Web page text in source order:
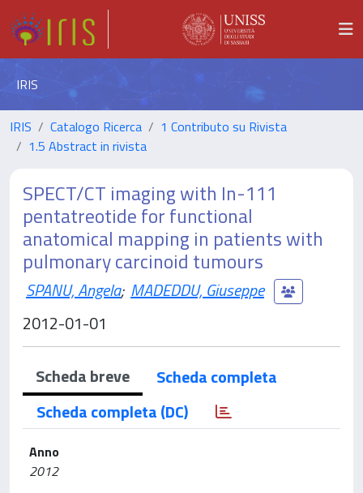
IRIS
IRIS Catalogo Ricerca
1 Contributo su Rivista
1.5 Abstract in rivista
SPECT/CT imaging with In-111
pentatreotide for functional
anatomical mapping in patients with
pulmonary carcinoid tumours
SPANU, Angela; MADEDDU, Giuseppe
2012-01-01
Scheda breve
Scheda completa
Scheda completa (DC)
Anno
2012